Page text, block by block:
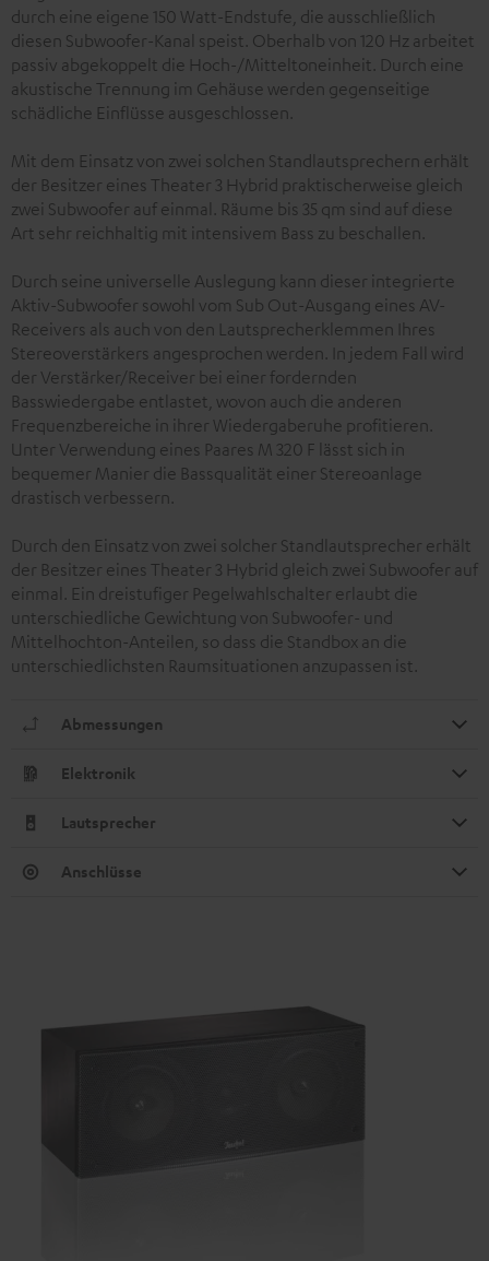
durch eine eigene 150 Watt-Endstufe, die ausschließlich
diesen Subwoofer-Kanal speist. Oberhalb von 120 Hz arbeitet
passiv abgekoppelt die Hoch-/Mitteltoneinheit. Durch eine
akustische Trennung im Gehäuse werden gegenseitige
schädliche Einflüsse ausgeschlossen.
Mit dem Einsatz von zwei solchen Standlautsprechern erhält
der Besitzer eines Theater 3 Hybrid praktischerweise gleich
zwei Subwoofer auf einmal. Räume bis 35 qm sind auf diese
Art sehr reichhaltig mit intensivem Bass zu beschallen.
Durch seine universelle Auslegung kann dieser integrierte
Aktiv-Subwoofer sowohl vom Sub Out-Ausgang eines AV-
Receivers als auch von den Lautsprecherklemmen Ihres
Stereoverstärkers angesprochen werden. In jedem Fall wird
der Verstärker/Receiver bei einer fordernden
Basswiedergabe entlastet, wovon auch die anderen
Frequenzbereiche in ihrer Wiedergaberuhe profitieren.
Unter Verwendung eines Paares M 320 F lässt sich in
bequemer Manier die Bassqualität einer Stereoanlage
drastisch verbessern.
Durch den Einsatz von zwei solcher Standlautsprecher erhält
der Besitzer eines Theater 3 Hybrid gleich zwei Subwoofer auf
einmal. Ein dreistufiger Pegelwahlschalter erlaubt die
unterschiedliche Gewichtung von Subwoofer- und
Mittelhochton-Anteilen, so dass die Standbox an die
unterschiedlichsten Raumsituationen anzupassen ist.
Abmessungen
Elektronik
Lautsprecher
Anschlüsse